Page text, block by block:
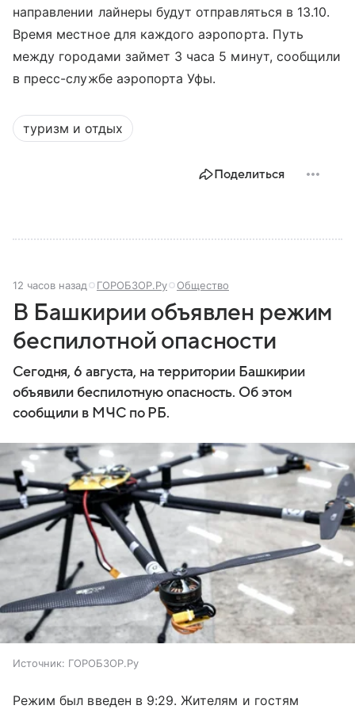
направлении лайнеры будут отправляться в 13.10.
Время местное для каждого аэропорта. Путь
между городами займет 3 часа 5 минут, сообщили
в пресс-службе аэропорта Уфы.
туризм и отдых
Поделиться
12 часов назад ГОРОБЗОР.Ру Общество
В Башкирии объявлен режим
беспилотной опасности
Сегодня, 6 августа, на территории Башкирии
объявили беспилотную опасность. Об этом
сообщили в МЧС по РБ.
Источник: ГОРОБЗОР.Ру
Режим был введен в 9:29. Жителям и гостям